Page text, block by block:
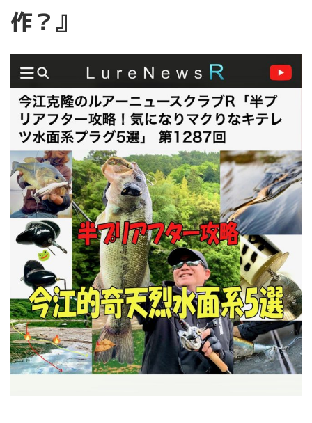
作？』